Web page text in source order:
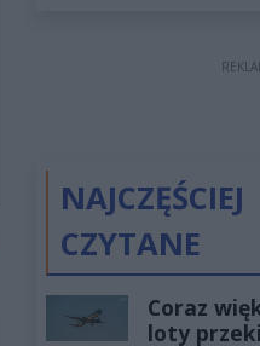
NAJCZĘŚCIEJ
CZYTANE
Coraz
loty